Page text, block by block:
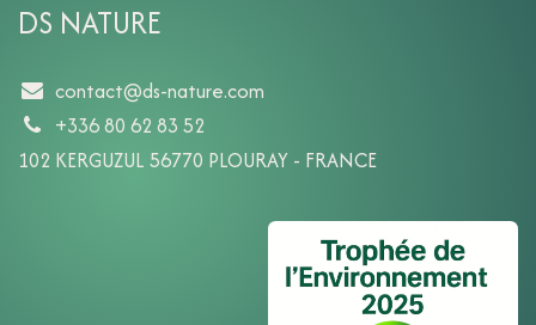
DS NATURE
contact@ds-nature.com
+336 80 62 83 52
102 KERGUZUL 56770 PLOURAY - FRANCE